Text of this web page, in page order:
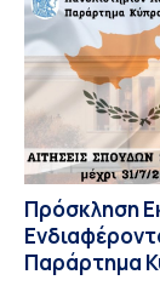
Πρόσκληση
Παράρτημα